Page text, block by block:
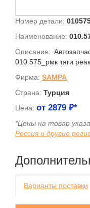
Номер детали:
Наименование:
Описание:
010.575_рмк тяги
Фирма: SAMPA
Страна: Турция
Цена: от 2879 ₽*
*Цены на товар
Россия и другие
Варианты поставки